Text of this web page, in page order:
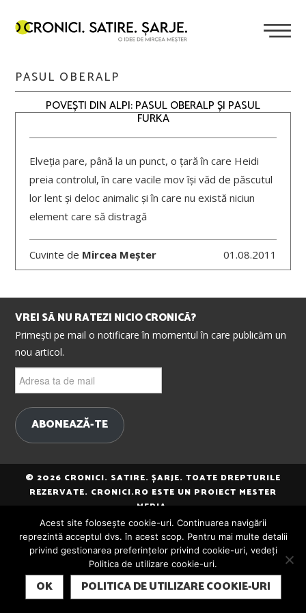
PASUL OBERALP
POVEȘTI DIN ALPI: PASUL OBERALP ȘI PASUL
FURKA
Elveția pare, până la un punct, o țară în care Heidi
preia controlul, în care vacile mov își văd de păscutul
lor lent și deloc animalic și în care nu există niciun
element care să distragă
Cuvinte de Mircea Meșter 01.08.2011
VREI SĂ NU RATEZI NICIO CRONICĂ?
Primești pe mail o notificare în momentul în care publicăm un
nou articol.
ta
mail
ABONEAZĂ-TE
© 2026 CRONICI. SATIRE. ȘARJE. TOATE DREPTURILE
REZERVATE. CRONICI.RO ESTE UN PROIECT MESTER
MEDIA.
SUBSCRIBE
Acest site folosește cookie-uri. Continuarea navigării
reprezintă acceptul dvs. în acest scop. Pentru mai multe detalii
privind gestionarea preferințelor privind cookie-uri, vedeți
Politica de utilizare cookie-uri.
OK POLITICA DE UTILIZARE COOKIE-URI